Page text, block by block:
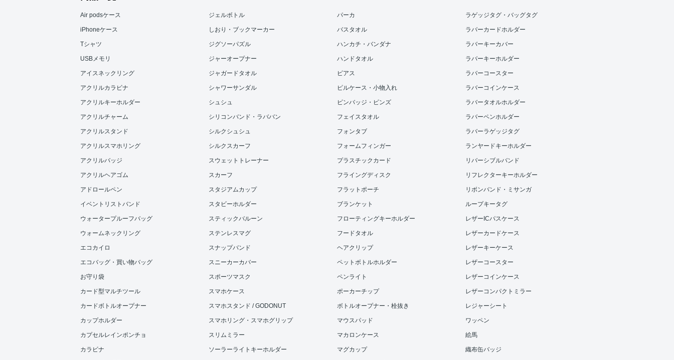
Air podsケース
iPhoneケース
Tシャツ
USBメモリ
アイスネックリング
アクリルカラビナ
アクリルキーホルダー
アクリルチャーム
アクリルスタンド
アクリルスマホリング
アクリルバッジ
アクリルヘアゴム
アドロールペン
イベントリストバンド
ウォータープルーフバッグ
ウォームネックリング
エコカイロ
エコバッグ・買い物バッグ
お守り袋
カード型マルチツール
カードボトルオープナー
カップホルダー
カプセルレインポンチョ
カラビナ
ジェルボトル
しおり・ブックマーカー
ジグソーパズル
ジャーオープナー
ジャガードタオル
シャワーサンダル
シュシュ
シリコンバンド・ラババン
シルクシュシュ
シルクスカーフ
スウェットトレーナー
スカーフ
スタジアムカップ
スタビーホルダー
スティックバルーン
ステンレスマグ
スナップバンド
スニーカーカバー
スポーツマスク
スマホケース
スマホスタンド / GODONUT
スマホリング・スマホグリップ
スリムミラー
ソーラーライトキーホルダー
パーカ
バスタオル
ハンカチ・バンダナ
ハンドタオル
ピアス
ピルケース・小物入れ
ピンバッジ・ピンズ
フェイスタオル
フォンタブ
フォームフィンガー
プラスチックカード
フライングディスク
フラットポーチ
ブランケット
フローティングキーホルダー
フードタオル
ヘアクリップ
ペットボトルホルダー
ペンライト
ポーカーチップ
ボトルオープナー・栓抜き
マウスパッド
マカロンケース
マグカップ
ラゲッジタグ・バッグタグ
ラバーカードホルダー
ラバーキーカバー
ラバーキーホルダー
ラバーコースター
ラバーコインケース
ラバータオルホルダー
ラバーペンホルダー
ラバーラゲッジタグ
ランヤードキーホルダー
リバーシブルバンド
リフレクターキーホルダー
リボンバンド・ミサンガ
ループキータグ
レザーICパスケース
レザーカードケース
レザーキーケース
レザーコースター
レザーコインケース
レザーコンパクトミラー
レジャーシート
ワッペン
絵馬
織布缶バッジ